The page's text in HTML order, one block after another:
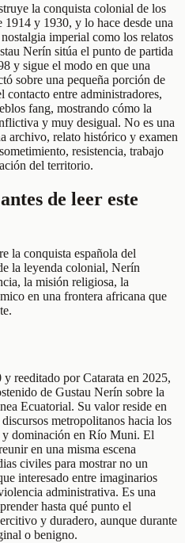
la conquista colonial de los
y 1930, y lo hace desde una
imperial como los relatos
Nerín sitúa el punto de partida
y sigue el modo en que una
sobre una pequeña porción de
entre administradores,
fang, mostrando cómo la
y muy desigual. No es una
archivo, relato histórico y examen
resistencia, trabajo
del territorio.
de leer este
la conquista española del
la leyenda colonial, Nerín
la misión religiosa, la
en una frontera africana que
reeditado por Catarata en 2025,
de Gustau Nerín sobre la
Ecuatorial. Su valor reside en
metropolitanos hacia los
y dominación en Río Muni. El
en una misma escena
civiles para mostrar no un
interesado entre imaginarios
administrativa. Es una
hasta qué punto el
y duradero, aunque durante
o benigno.